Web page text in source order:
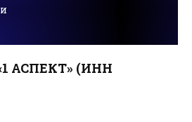
АСПЕКТ» (ИНН